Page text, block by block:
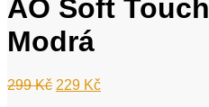
AO Soft Touch
Modrá
299Kč Původní
229 KčAktuální